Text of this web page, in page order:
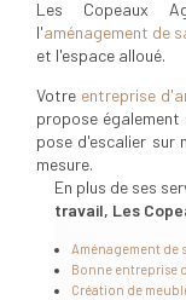
Les Copeaux
l'aménagement de
et l'espace alloué.
Votre entreprise
propose
pose d'escalier sur
mesure.
En plus de ses
travail, Les
Aménagement de
Bonne entreprise
Création de